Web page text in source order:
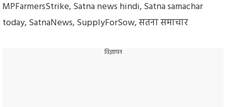
MPFarmersStrike,Satna news hindi,Satna samachar
today,SatnaNews,SupplyForSow,सतना समाचार
विज्ञापन